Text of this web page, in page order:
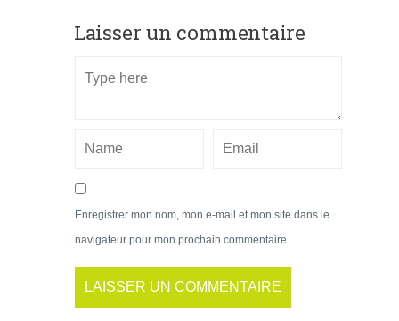
Laisser un commentaire
Enregistrer mon nom, mon e-mail et mon site dans le
navigateur pour mon prochain commentaire.